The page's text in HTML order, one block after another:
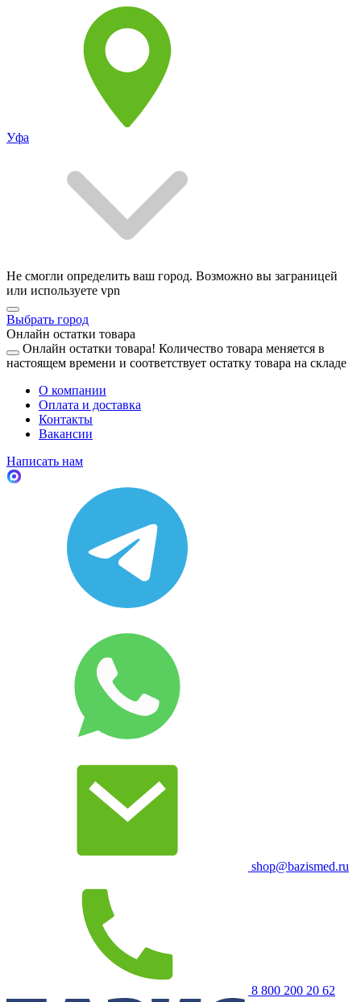
Уфа
Не смогли определить ваш город. Возможно вы заграницей
или используете vpn
Выбрать город
Онлайн остатки товара
Онлайн остатки товара! Количество товара меняется в
настоящем времени и соответствует остатку товара на складе
О компании
Оплата и доставка
Контакты
Вакансии
Написать нам
shop@bazismed.ru
8 800 200 20 62